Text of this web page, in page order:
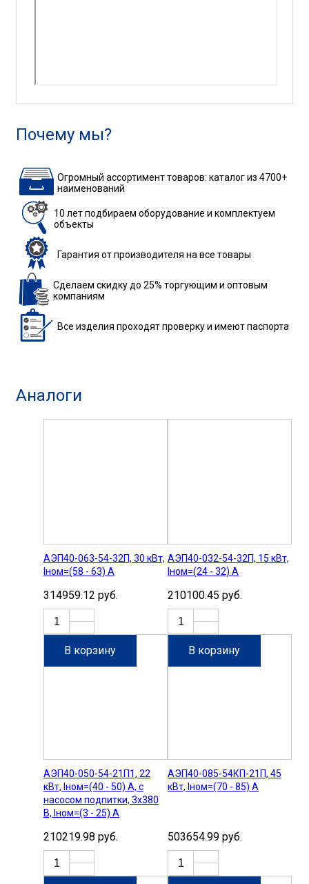
Почему мы?
Огромный ассортимент товаров: каталог из 4700+
наименований
10 лет подбираем оборудование и комплектуем
объекты
Гарантия от производителя на все товары
Сделаем скидку до 25% торгующим и оптовым
компаниям
Все изделия проходят проверкуи имеют паспорта
Аналоги
АЭП40-063-54-32П, 30 кВт,
Iном=(58 - 63) А
314959.12 руб.
В корзину
АЭП40-032-54-32П, 15 кВт,
Iном=(24 - 32) А
210100.45 руб.
В корзину
АЭП40-050-54-21П1, 22
кВт, Iном=(40 - 50) А, с
насосом подпитки, 3х380
В, Iном=(3 - 25) А
210219.98 руб.
АЭП40-085-54КП-21П, 45
кВт, Iном=(70 - 85) А
503654.99 руб.